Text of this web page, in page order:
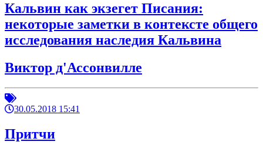
Кальвин как экзегет Писания:
некоторые заметки в контексте общего
исследования наследия Кальвина
Виктор д'Ассонвилле
30.05.2018 15:41
Притчи